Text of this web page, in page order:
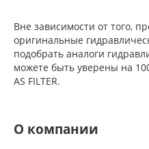
Вне зависимости от того,
оригинальные
подобрать аналоги
можете быть уверены на
AS FILTER.
О компании